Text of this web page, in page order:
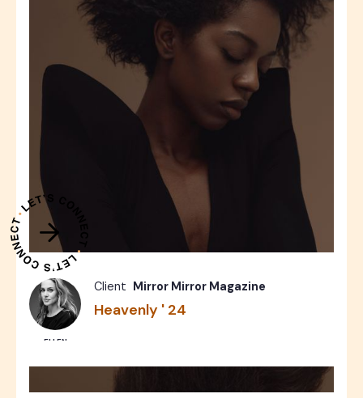
Beauty
Photos
ELLEN
Client Mirror Mirror Magazine
Heavenly ' 24